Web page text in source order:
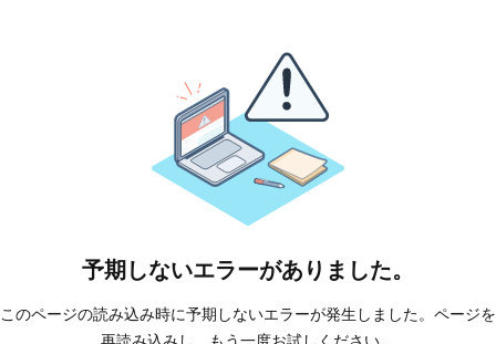
予期しないエラーがありました。
このページの読み込み時に予期しないエラーが発生しました。ページを